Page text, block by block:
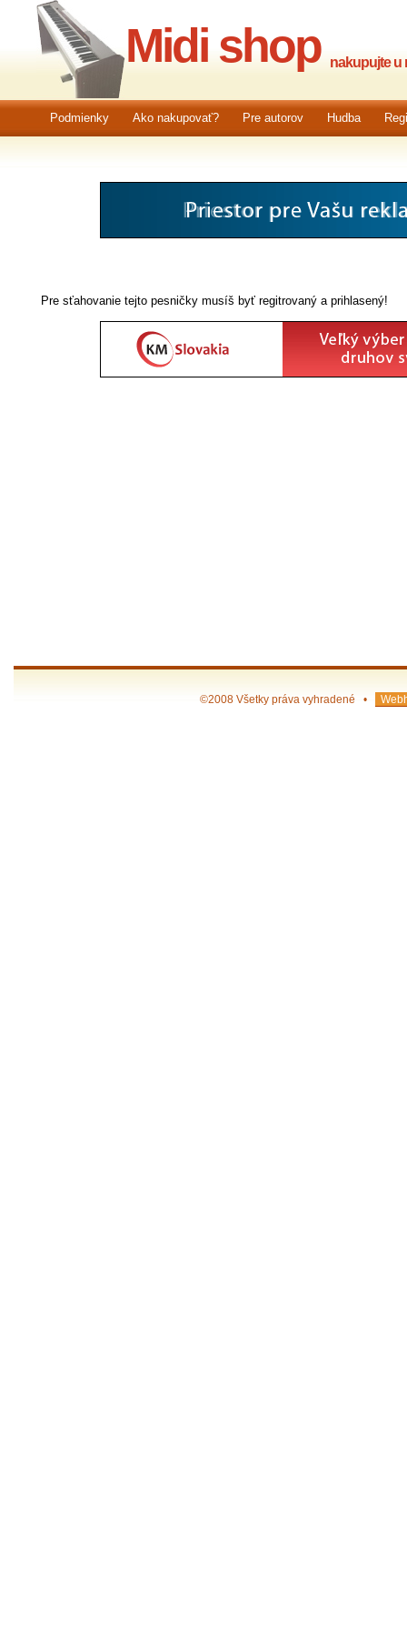
Midi shop nakupujte u
Podmienky Ako nakupovať? Pre autorov Hudba
Pre sťahovanie tejto pesničky musíš byť regitrovaný a prihlasený!
©2008 Všetky práva vyhradené •